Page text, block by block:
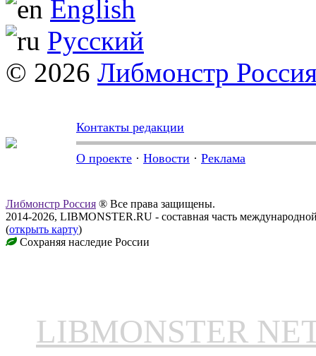
English
Русский
© 2026 Либмонстр
Контакты редакции
О проекте · Новости · Реклама
Либмонстр Россия ® Все права защищены.
2014-2026, LIBMONSTER.RU - составная часть
(открыть карту)
Сохраняя наследие России
LIBMONSTER